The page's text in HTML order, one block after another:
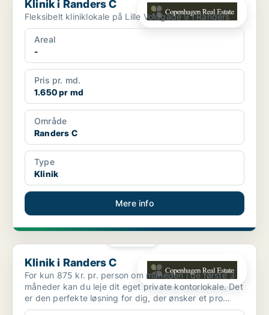
Klinik i Randers C
Fleksibelt kliniklokale på Lille Voldgade 9 i Randers
Areal
-
Pris pr. md.
1.650 pr md
Område
Randers C
Type
Klinik
Mere info
Klinik i Randers C
Klinik i Randers C
For kun 875 kr. pr. person om måneden i de første 3
måneder kan du leje dit eget private kontorlokale. Det
er den perfekte løsning for dig, der ønsker et pro...